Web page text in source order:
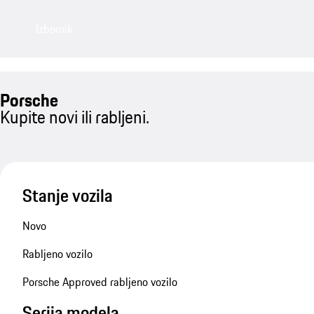
Porsche
Kupite novi ili rabljeni.
Stanje vozila
Novo
Rabljeno vozilo
Porsche Approved rabljeno vozilo